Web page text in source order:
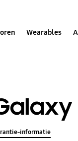
Wearables
informatie